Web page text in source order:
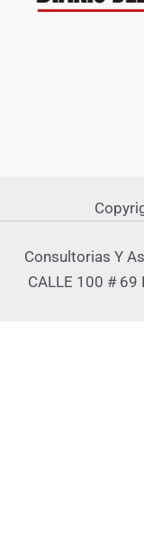
Consultorias Y
CALLE 100 # 69